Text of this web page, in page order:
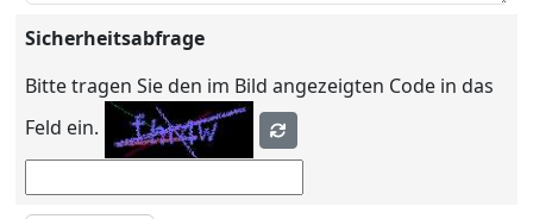
Sicherheitsabfrage
Bitte tragen Sie den im Bild angezeigten Code in das
Feld ein.